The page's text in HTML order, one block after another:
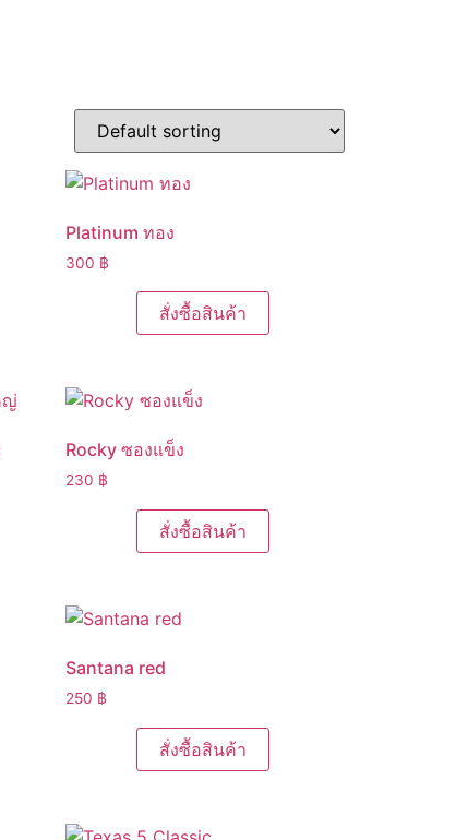
Platinum ทอง
300 ฿
สั่งซื้อสินค้า
Rocky ซองแข็ง
230 ฿
สั่งซื้อสินค้า
Santana red
250 ฿
สั่งซื้อสินค้า